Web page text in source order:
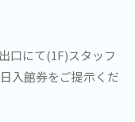
口にて(1F)スタッフ
入館券をご提示くだ